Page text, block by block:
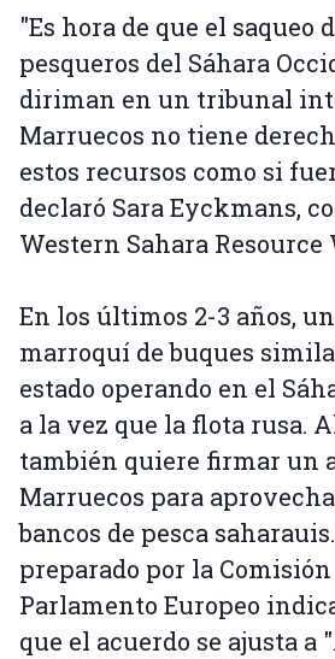
"Es hora de que el saqueo
pesqueros del Sáhara
diriman en un tribunal
Marruecos no tiene
estos recursos como si
declaró Sara Eyckmans,
Western Sahara Resource
En los últimos 2-3 años,
marroquí de buques
estado operando en el
a la vez que la flota rusa.
también quiere firmar un
Marruecos para
bancos de pesca
preparado por la Comisión
Parlamento Europeo
que el acuerdo se ajusta a "